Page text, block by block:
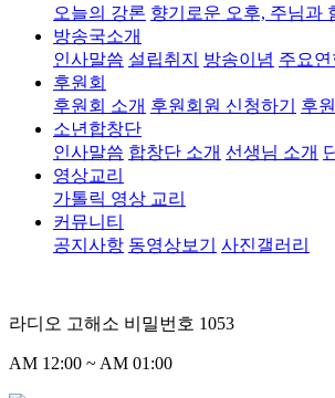
오늘의 강론 향기로운 오후, 주님과
방송국소개
인사말씀 설립취지 방송이념 주요연
후원회
후원회 소개 후원회원 신청하기
후
소년합창단
인사말씀 합창단 소개 선생님 소개
영상교리
가톨릭 영상 교리
커뮤니티
공지사항 동영상보기 사진갤러리
라디오 고해소 비밀번호 1053
AM 12:00 ~ AM 01:00